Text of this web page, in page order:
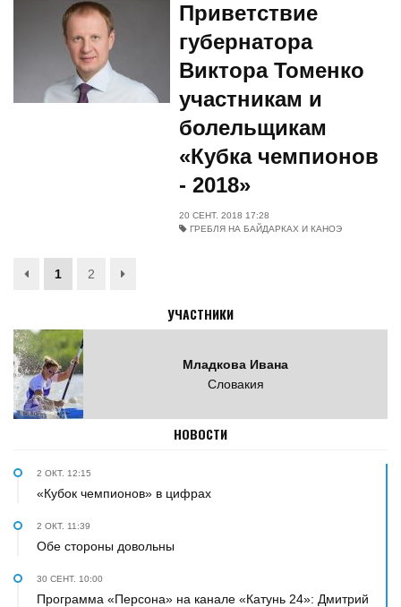
Приветствие
губернатора
Виктора Томенко
участникам и
болельщикам
«Кубка чемпионов
- 2018»
20 СЕНТ. 2018 17:28
ГРЕБЛЯ НА БАЙДАРКАХ И КАНОЭ
1 2
УЧАСТНИКИ
Младкова Ивана
Словакия
НОВОСТИ
2 ОКТ. 12:15
«Кубок чемпионов» в цифрах
2 ОКТ. 11:39
Обе стороны довольны
30 СЕНТ. 10:00
Программа «Персона» на канале «Катунь 24»: Дмитрий